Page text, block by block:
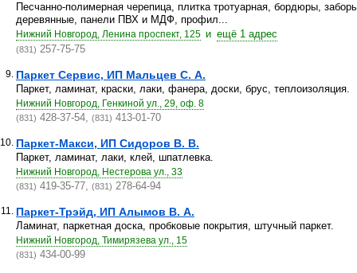
Песчанно-полимерная черепица, плитка тротуарная, бордюры,
деревянные, панели ПВХ и МДФ, профил...
Нижний Новгород, Ленина проспект, 125 и ещё 1 адрес
(831) 257-75-75
9. Паркет Сервис, ИП Мальцев С. А.
Паркет, ламинат, краски, лаки, фанера, доски, брус, теплоизоляция.
Нижний Новгород, Генкиной ул., 29, оф. 8
(831) 428-37-54, (831) 413-01-70
10. Паркет-Макси, ИП Сидоров В. В.
Паркет, ламинат, лаки, клей, шпатлевка.
Нижний Новгород, Нестерова ул., 33
(831) 419-35-77, (831) 278-64-94
11. Паркет-Трэйд, ИП Алымов В. А.
Ламинат, паркетная доска, пробковые покрытия, штучный паркет.
Нижний Новгород, Тимирязева ул., 15
(831) 434-00-99